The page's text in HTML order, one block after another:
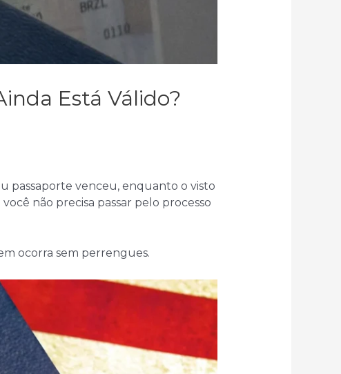
Está Válido?
passaporte venceu, enquanto o visto
não precisa passar pelo processo
ocorra sem perrengues.